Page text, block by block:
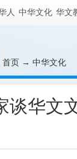
人 中华文化 华文
首页 → 中华文化
谈华文